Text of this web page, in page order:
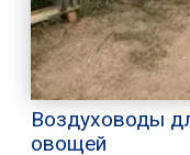
Воздуховоды
овощей